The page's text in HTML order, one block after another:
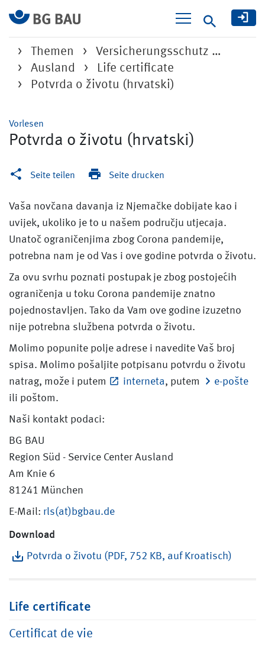
Suche
Themen
Versicherungsschutz …
Ausland
Life certificate
Potvrda o životu (hrvatski)
Vorlesen
Potvrda o životu (hrvatski)
Seite teilen Seite drucken
Vaša novčana davanja iz Njemačke dobijate kao i
uvijek, ukoliko je to u našem području utjecaja.
Unatoč ograničenjima zbog Corona pandemije,
potrebna nam je od Vas i ove godine potvrda o životu.
Za ovu svrhu poznati postupak je zbog postojećih
ograničenja u toku Corona pandemije znatno
pojednostavljen. Tako da Vam ove godine izuzetno
nije potrebna službena potvrda o životu.
Molimo popunite polje adrese i navedite Vaš broj
spisa. Molimo pošaljite potpisanu potvrdu o životu
natrag, može i putem
interneta, putem
e-pošte
ili poštom.
Naši kontakt podaci:
BG BAU
Region Süd - Service Center Ausland
Am Knie 6
81241 München
E-Mail: rls(at)bgbau.de
Download
Potvrda o životu (PDF, 752 KB, auf Kroatisch)
Life certificate
Certificat de vie